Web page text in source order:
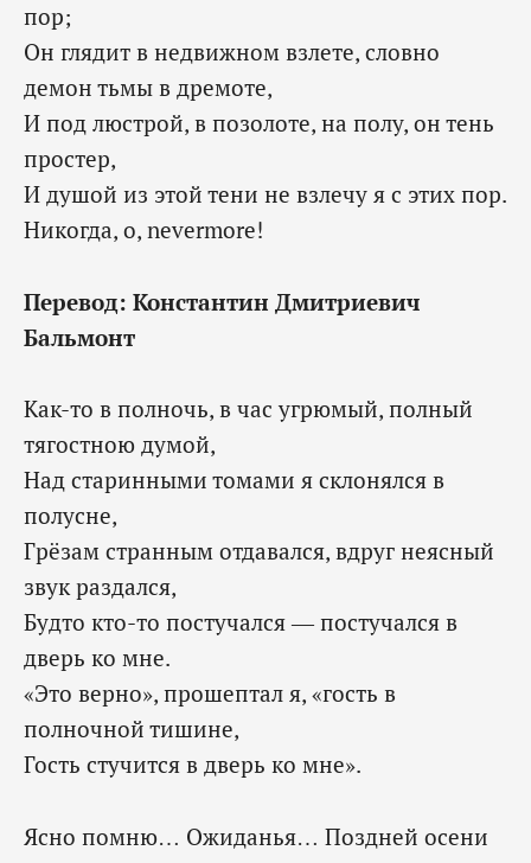
пор;
Он глядит в недвижном взлете, словно
демон тьмы в дремоте,
И под люстрой, в позолоте, на полу, он тень
простер,
И душой из этой тени не взлечу я с этих пор.
Никогда, о, nevermore!
Перевод: Константин Дмитриевич
Бальмонт
Как-то в полночь, в час угрюмый, полный
тягостною думой,
Над старинными томами я склонялся в
полусне,
Грёзам странным отдавался, вдруг неясный
звук раздался,
Будто кто-то постучался — постучался в
дверь ко мне.
«Это верно», прошептал я, «гость в
полночной тишине,
‎Гость стучится в дверь ко мне».
Ясно помню… Ожиданья… Поздней осени